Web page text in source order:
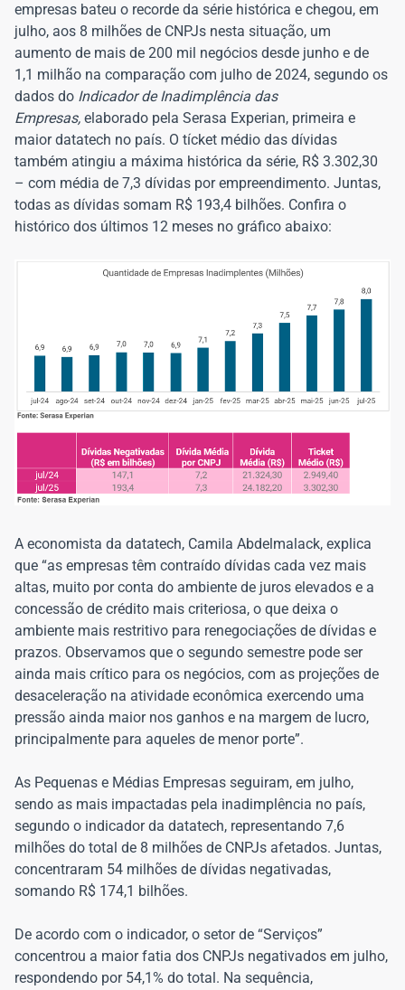
empresas bateu o recorde da série histórica e chegou, em
julho, aos 8 milhões de CNPJs nesta situação, um
aumento de mais de 200 mil negócios desde junho e de
1,1 milhão na comparação com julho de 2024, segundo os
dados do Indicador de Inadimplência das
Empresas, elaborado pela Serasa Experian, primeira e
maior datatech no país. O tícket médio das dívidas
também atingiu a máxima histórica da série, R$ 3.302,30
– com média de 7,3 dívidas por empreendimento. Juntas,
todas as dívidas somam R$ 193,4 bilhões. Confira o
histórico dos últimos 12 meses no gráfico abaixo:
A economista da datatech, Camila Abdelmalack, explica
que “as empresas têm contraído dívidas cada vez mais
altas, muito por conta do ambiente de juros elevados e a
concessão de crédito mais criteriosa, o que deixa o
ambiente mais restritivo para renegociações de dívidas e
prazos. Observamos que o segundo semestre pode ser
ainda mais crítico para os negócios, com as projeções de
desaceleração na atividade econômica exercendo uma
pressão ainda maior nos ganhos e na margem de lucro,
principalmente para aqueles de menor porte”.
As Pequenas e Médias Empresas seguiram, em julho,
sendo as mais impactadas pela inadimplência no país,
segundo o indicador da datatech, representando 7,6
milhões do total de 8 milhões de CNPJs afetados. Juntas,
concentraram 54 milhões de dívidas negativadas,
somando R$ 174,1 bilhões.
De acordo com o indicador, o setor de “Serviços”
concentrou a maior fatia dos CNPJs negativados em julho,
respondendo por 54,1% do total. Na sequência,